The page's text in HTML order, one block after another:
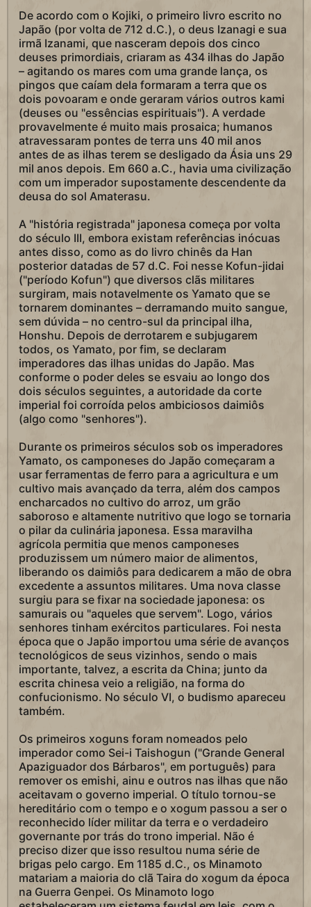
De acordo com o Kojiki, o primeiro livro escrito no
Japão (por volta de 712 d.C.), o deus Izanagi e sua
irmã Izanami, que nasceram depois dos cinco
deuses primordiais, criaram as 434 ilhas do Japão
– agitando os mares com uma grande lança, os
pingos que caíam dela formaram a terra que os
dois povoaram e onde geraram vários outros kami
(deuses ou "essências espirituais"). A verdade
provavelmente é muito mais prosaica; humanos
atravessaram pontes de terra uns 40 mil anos
antes de as ilhas terem se desligado da Ásia uns 29
mil anos depois. Em 660 a.C., havia uma civilização
com um imperador supostamente descendente da
deusa do sol Amaterasu.
A "história registrada" japonesa começa por volta
do século III, embora existam referências inócuas
antes disso, como as do livro chinês da Han
posterior datadas de 57 d.C. Foi nesse Kofun-jidai
("período Kofun") que diversos clãs militares
surgiram, mais notavelmente os Yamato que se
tornarem dominantes – derramando muito sangue,
sem dúvida – no centro-sul da principal ilha,
Honshu. Depois de derrotarem e subjugarem
todos, os Yamato, por fim, se declaram
imperadores das ilhas unidas do Japão. Mas
conforme o poder deles se esvaiu ao longo dos
dois séculos seguintes, a autoridade da corte
imperial foi corroída pelos ambiciosos daimiôs
(algo como "senhores").
Durante os primeiros séculos sob os imperadores
Yamato, os camponeses do Japão começaram a
usar ferramentas de ferro para a agricultura e um
cultivo mais avançado da terra, além dos campos
encharcados no cultivo do arroz, um grão
saboroso e altamente nutritivo que logo se tornaria
o pilar da culinária japonesa. Essa maravilha
agrícola permitia que menos camponeses
produzissem um número maior de alimentos,
liberando os daimiôs para dedicarem a mão de obra
excedente a assuntos militares. Uma nova classe
surgiu para se fixar na sociedade japonesa: os
samurais ou "aqueles que servem". Logo, vários
senhores tinham exércitos particulares. Foi nesta
época que o Japão importou uma série de avanços
tecnológicos de seus vizinhos, sendo o mais
importante, talvez, a escrita da China; junto da
escrita chinesa veio a religião, na forma do
confucionismo. No século VI, o budismo apareceu
também.
Os primeiros xoguns foram nomeados pelo
imperador como Sei-i Taishogun ("Grande General
Apaziguador dos Bárbaros", em português) para
remover os emishi, ainu e outros nas ilhas que não
aceitavam o governo imperial. O título tornou-se
hereditário com o tempo e o xogum passou a ser o
reconhecido líder militar da terra e o verdadeiro
governante por trás do trono imperial. Não é
preciso dizer que isso resultou numa série de
brigas pelo cargo. Em 1185 d.C., os Minamoto
matariam a maioria do clã Taira do xogum da época
na Guerra Genpei. Os Minamoto logo